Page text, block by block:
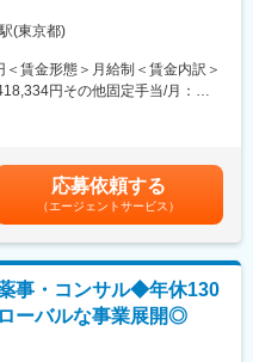
ニア、QA、デザイナー等、計
ムです。内製化を進めており、
。
Workspace等を活用。リモー
進を実施。
社製品の新規口座開設ならびに
との協業を推進する
その地区における波及効果を目
国株式市場KOSPIに上市してい
企業の中で、常に時価総額が
造技術に注力しているグループ
能場所あり＜勤務地詳細2＞全国
全面禁煙変更の範囲：会社の定
(東京都)
賃金形態＞月給制＜賃金内訳＞
円その他固定手当/月：
経験に応じて決定します。年収
業代は、時間外労働の有無に関
途営業日当支給（2,000円/日）賃
、選考を通じて上下する可能性
当を含めた表記です。
応募依頼する
（エージェントサービス）
事・コンサル◆年休130
ーバルな事業展開◎